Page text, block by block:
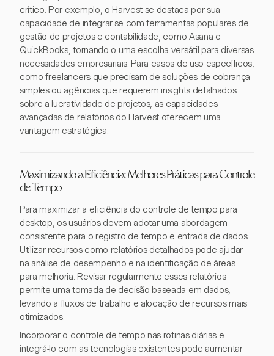
crítico. Por exemplo, o Harvest se destaca por sua
capacidade de integrar-se com ferramentas populares de
gestão de projetos e contabilidade, como Asana e
QuickBooks, tornando-o uma escolha versátil para diversas
necessidades empresariais. Para casos de uso específicos,
como freelancers que precisam de soluções de cobrança
simples ou agências que requerem insights detalhados
sobre a lucratividade de projetos, as capacidades
avançadas de relatórios do Harvest oferecem uma
vantagem estratégica.
Maximizando a Eficiência: Melhores Práticas para Controle
de Tempo
Para maximizar a eficiência do controle de tempo para
desktop, os usuários devem adotar uma abordagem
consistente para o registro de tempo e entrada de dados.
Utilizar recursos como relatórios detalhados pode ajudar
na análise de desempenho e na identificação de áreas
para melhoria. Revisar regularmente esses relatórios
permite uma tomada de decisão baseada em dados,
levando a fluxos de trabalho e alocação de recursos mais
otimizados.
Incorporar o controle de tempo nas rotinas diárias e
integrá-lo com as tecnologias existentes pode aumentar